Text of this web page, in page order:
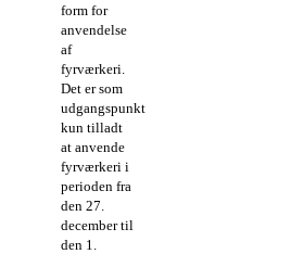
form for
anvendelse
af
fyrværkeri.
Det er som
udgangspunkt
kun tilladt
at anvende
fyrværkeri i
perioden fra
den 27.
december til
den 1.